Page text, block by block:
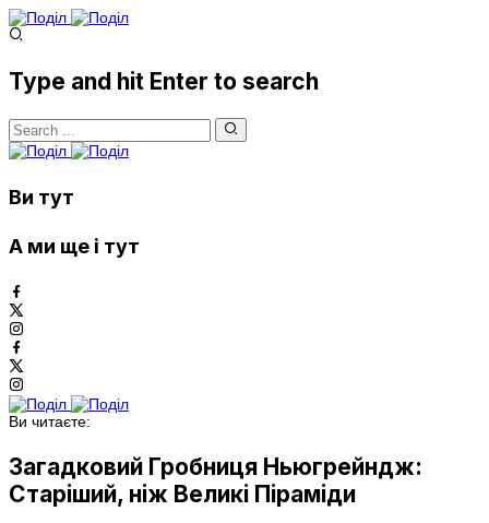
Type and hit Enter to search
Ви тут
А ми ще і тут
Ви читаєте:
Загадковий Гробниця Ньюгрейндж:
Старіший, ніж Великі Піраміди